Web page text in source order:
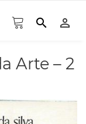
search person_outline
Arte – 2